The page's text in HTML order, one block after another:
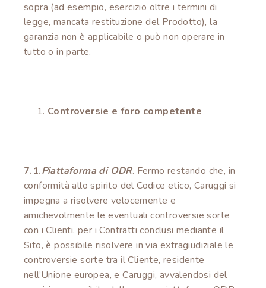
sopra (ad esempio, esercizio oltre i termini di
legge, mancata restituzione del Prodotto), la
garanzia non è applicabile o può non operare in
tutto o in parte.
Controversie e foro competente
7.1.Piattaforma di ODR. Fermo restando che, in
conformità allo spirito del Codice etico, Caruggi si
impegna a risolvere velocemente e
amichevolmente le eventuali controversie sorte
con i Clienti, per i Contratti conclusi mediante il
Sito, è possibile risolvere in via extragiudiziale le
controversie sorte tra il Cliente, residente
nell’Unione europea, e Caruggi, avvalendosi del